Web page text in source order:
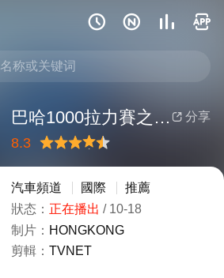
   
 分享
巴哈1000拉力賽之最強皮卡
8.3
推薦力薦
汽車頻道 國際
推薦
狀态： 正在播出 / 10-18
制片： HONGKONG
剪輯： TVNET